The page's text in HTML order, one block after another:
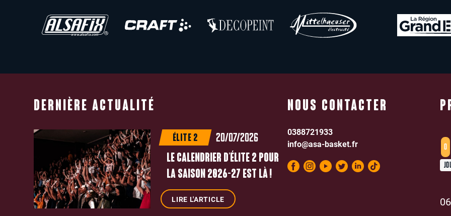
DERNIÈRE ACTUALITÉ
ÉLITE 2 20/07/2026
LE CALENDRIER D’ÉLITE 2 POUR
LA SAISON 2026-27 EST LÀ !
LIRE L'ARTICLE
NOUS CONTACTER
0388721933
info@asa-basket.fr
0